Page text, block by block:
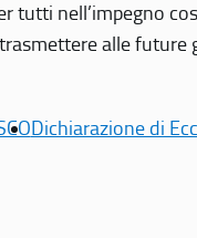
tutti nell’impegno
alle future
Dichiarazione di